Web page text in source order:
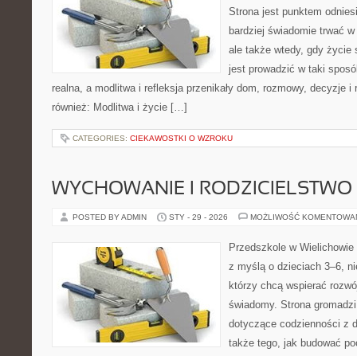
Strona jest punktem
bardziej świadomie trwać
ale także wtedy, gdy życie
jest prowadzić w taki
realna, a modlitwa i refleksja przenikały dom, rozmowy, decyzje
również: Modlitwa i życie […]
CATEGORIES: CIEKAWOSTKI O WZROKU
WYCHOWANIE I RODZICIELSTWO
POSTED BY ADMIN STY - 29 - 2026 MOŻLIWOŚĆ
Przedszkole w
z myślą o dzieciach 3–6,
którzy chcą wspierać
świadomy. Strona
dotyczące codzienności z
także tego, jak budować